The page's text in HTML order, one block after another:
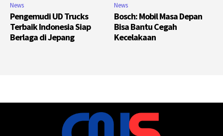
News
Pengemudi UD Trucks
Terbaik Indonesia Siap
Berlaga di Jepang
News
Bosch: Mobil Masa Depan
Bisa Bantu Cegah
Kecelakaan